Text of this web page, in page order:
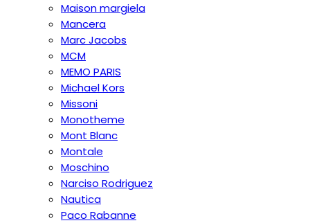
Maison margiela
Mancera
Marc Jacobs
MCM
MEMO PARIS
Michael Kors
Missoni
Monotheme
Mont Blanc
Montale
Moschino
Narciso Rodriguez
Nautica
Paco Rabanne